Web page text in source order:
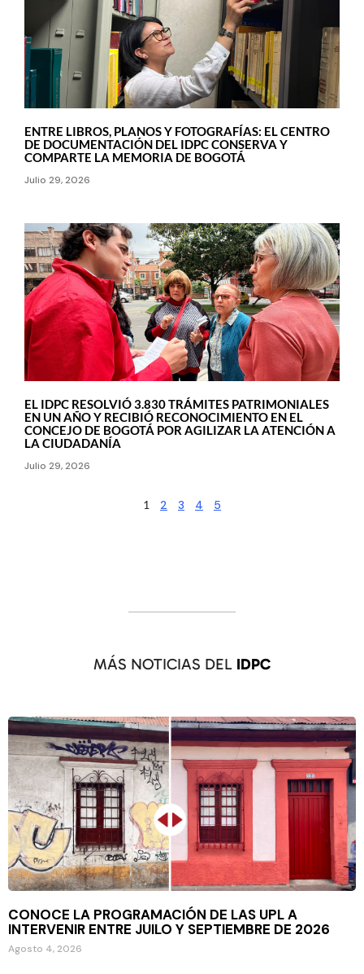
ENTRE LIBROS, PLANOS Y FOTOGRAFÍAS: EL CENTRO
DE DOCUMENTACIÓN DEL IDPC CONSERVA Y
COMPARTE LA MEMORIA DE BOGOTÁ
Julio 29, 2026
EL IDPC RESOLVIÓ 3.830 TRÁMITES PATRIMONIALES
EN UN AÑO Y RECIBIÓ RECONOCIMIENTO EN EL
CONCEJO DE BOGOTÁ POR AGILIZAR LA ATENCIÓN A
LA CIUDADANÍA
Julio 29, 2026
1 2 3 4 5
MÁS NOTICIAS DEL IDPC
CONOCE LA PROGRAMACIÓN DE LAS UPL A
INTERVENIR ENTRE JUILO Y SEPTIEMBRE DE 2026
Agosto 4, 2026